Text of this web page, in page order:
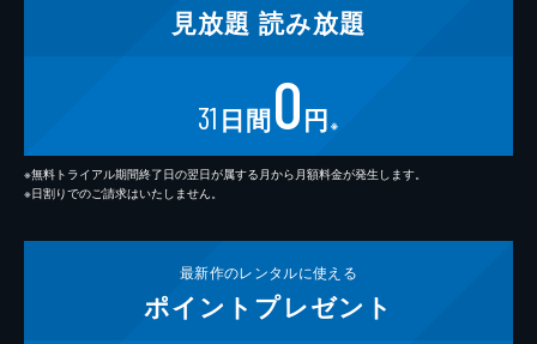
見放題 読み放題
31 日間0円 ※
※無料トライアル期間終了日の翌日が属する月から月額料金が発生します。
※日割りでのご請求はいたしません。
最新作のレンタルに使える
ポイント プレゼント